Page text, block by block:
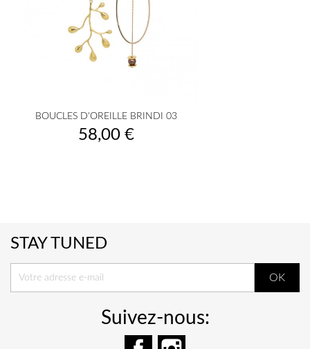
BOUCLES D'OREILLE BRINDI 03
Prix
58,00 €
STAY TUNED
Suivez-nous:
Facebook